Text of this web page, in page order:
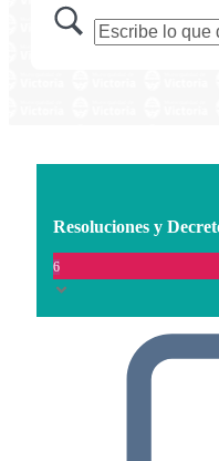
Resoluciones y
6